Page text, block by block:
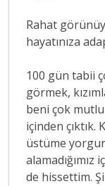
Rahat
hayatınıza
100 gün tabii
görmek,
beni çok
içinden
üstüme
de hissettim.